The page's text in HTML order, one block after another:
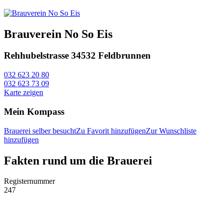
Brauverein No So Eis
Rehhubelstrasse 34532 Feldbrunnen
032 623 20 80
032 623 73 09
Karte zeigen
Mein Kompass
Brauerei selber besuchtZu Favorit hinzufügenZur Wunschliste
hinzufügen
Fakten rund um die Brauerei
Registernummer
247